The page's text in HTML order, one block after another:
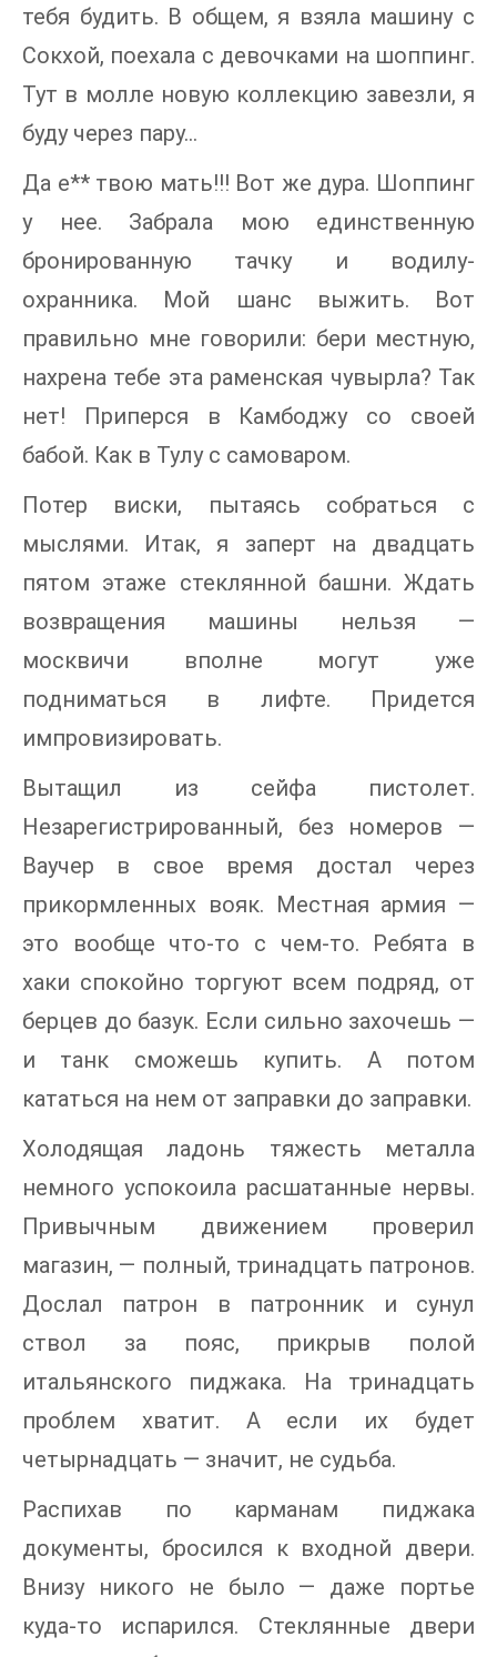
тебя будить. В общем, я взяла машину с
Сокхой, поехала с девочками на шоппинг.
Тут в молле новую коллекцию завезли, я
буду через пару…
Да е** твою мать!!! Вот же дура. Шоппинг
у нее. Забрала мою единственную
бронированную тачку и водилу-
охранника. Мой шанс выжить. Вот
правильно мне говорили: бери местную,
нахрена тебе эта раменская чувырла? Так
нет! Приперся в Камбоджу со своей
бабой. Как в Тулу с самоваром.
Потер виски, пытаясь собраться с
мыслями. Итак, я заперт на двадцать
пятом этаже стеклянной башни. Ждать
возвращения машины нельзя —
москвичи вполне могут уже
подниматься в лифте. Придется
импровизировать.
Вытащил из сейфа пистолет.
Незарегистрированный, без номеров —
Ваучер в свое время достал через
прикормленных вояк. Местная армия —
это вообще что-то с чем-то. Ребята в
хаки спокойно торгуют всем подряд, от
берцев до базук. Если сильно захочешь —
и танк сможешь купить. А потом
кататься на нем от заправки до заправки.
Холодящая ладонь тяжесть металла
немного успокоила расшатанные нервы.
Привычным движением проверил
магазин, — полный, тринадцать патронов.
Дослал патрон в патронник и сунул
ствол за пояс, прикрыв полой
итальянского пиджака. На тринадцать
проблем хватит. А если их будет
четырнадцать — значит, не судьба.
Распихав по карманам пиджака
документы, бросился к входной двери.
Внизу никого не было — даже портье
куда-то испарился. Стеклянные двери